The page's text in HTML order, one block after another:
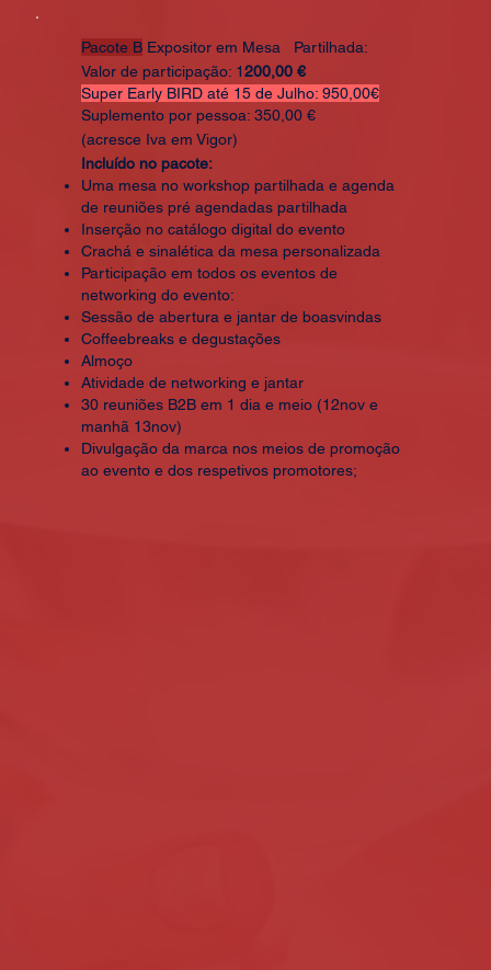
Pacote BExpositor em Mesa Partilhada:
Valor de participação: 1200,00 €
Super Early BIRD até 15 de Julho: 950,00€
Suplemento por pessoa: 350,00 €
(acresce Iva em Vigor)
Incluído no pacote:
Uma mesa no workshop partilhada e agenda
de reuniões pré agendadas partilhada
Inserção no catálogo digital do evento
Crachá e sinalética da mesa personalizada
Participação em todos os eventos de
networking do evento:
Sessão de abertura e jantar de boasvindas
Coffeebreaks e degustações
Almoço
Atividade de networking e jantar
30 reuniões B2B em 1 dia e meio (12nov e
manhã 13nov)
Divulgação da marca nos meios de promoção
ao evento e dos respetivos promotores;